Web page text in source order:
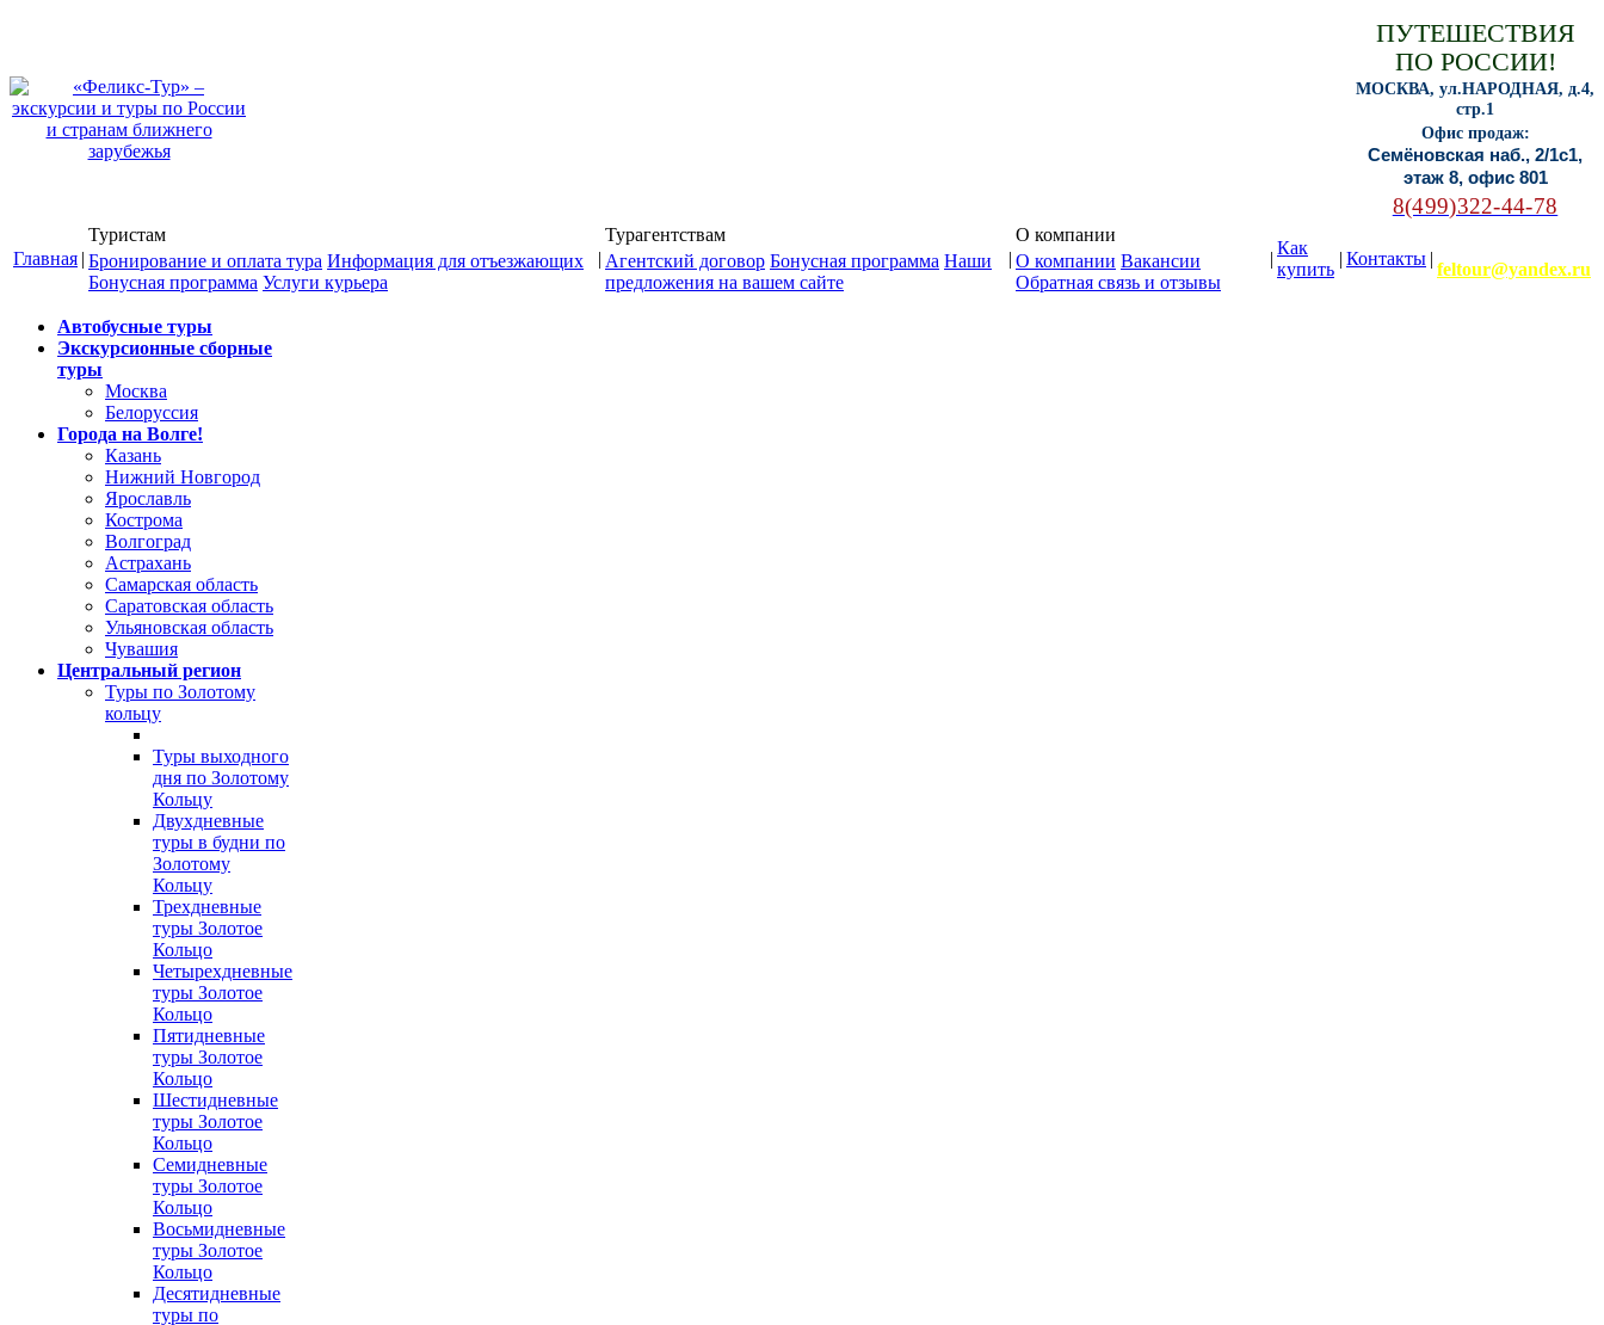
ПУТЕШЕСТВИЯ
ПО РОССИИ!
МОСКВА, ул.НАРОДНАЯ, д.4,
стр.1
Офис продаж:
Семёновская наб., 2/1с1,
этаж 8, офис 801
8(499)322-44-78
Главная |
Туристам
Бронирование и оплата тура Информация для отъезжающих
Бонусная программа Услуги курьера
|
Турагентствам
Агентский договор Бонусная программа Наши
предложения на вашем сайте
|
О компании
О компании Вакансии
Обратная связь и отзывы
|
Как
купить
| Контакты |
feltour@yandex.ru
Автобусные туры
Экскурсионные сборные
туры
Москва
Белоруссия
Города на Волге!
Казань
Нижний Новгород
Ярославль
Кострома
Волгоград
Астрахань
Самарская область
Саратовская область
Ульяновская область
Чувашия
Центральный регион
Туры по Золотому
кольцу
Туры выходного
дня по Золотому
Кольцу
Двухдневные
туры в будни по
Золотому
Кольцу
Трехдневные
туры Золотое
Кольцо
Четырехдневные
туры Золотое
Кольцо
Пятидневные
туры Золотое
Кольцо
Шестидневные
туры Золотое
Кольцо
Семидневные
туры Золотое
Кольцо
Восьмидневные
туры Золотое
Кольцо
Десятидневные
туры по